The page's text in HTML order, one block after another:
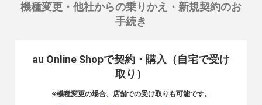
機種変更・他社からの乗りかえ・新規契約のお
手続き
au Online Shopで契約・購入（自宅で受け
取り）
※機種変更の場合、店舗での受け取りも可能です。